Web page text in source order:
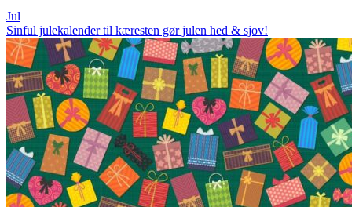
Jul
Sinful julekalender til kæresten gør julen hed & sjov!